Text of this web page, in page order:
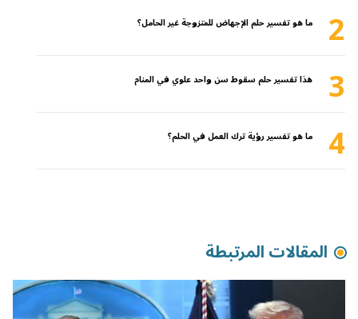
2
ما هو تفسير حلم الإجهاض للمتزوجة غير الحامل؟
3 هذا تفسير حلم سقوط سن واحد علوي في المنام
4 ما هو تفسير رؤية ترك العمل في الحلم؟
المقالات المرتبطة